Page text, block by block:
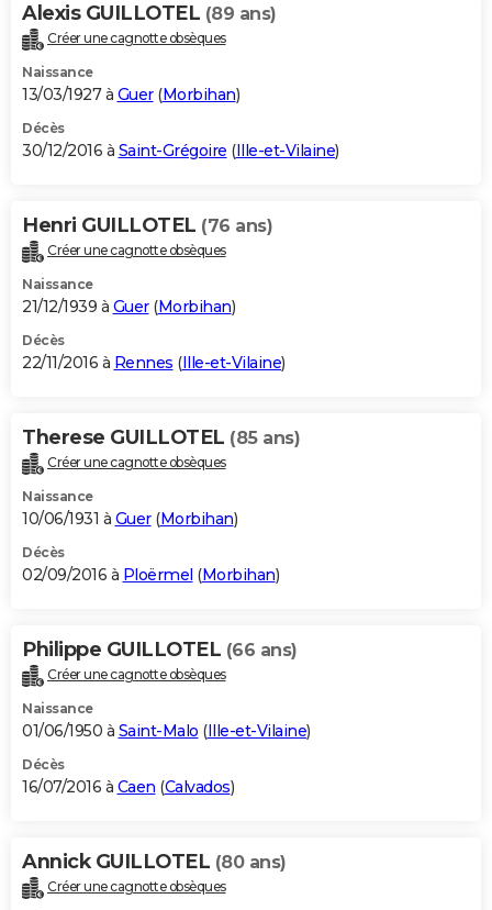
Alexis GUILLOTEL (89 ans)
Créer une cagnotte obsèques
Naissance
13/03/1927 à Guer(Morbihan)
Décès
30/12/2016 à Saint-Grégoire (Ille-et-Vilaine)
Henri GUILLOTEL (76 ans)
Créer une cagnotte obsèques
Naissance
21/12/1939 à Guer(Morbihan)
Décès
22/11/2016 à Rennes (Ille-et-Vilaine)
Therese GUILLOTEL (85 ans)
Créer une cagnotte obsèques
Naissance
10/06/1931 à Guer(Morbihan)
Décès
02/09/2016 à Ploërmel (Morbihan)
Philippe GUILLOTEL (66 ans)
Créer une cagnotte obsèques
Naissance
01/06/1950 à Saint-Malo (Ille-et-Vilaine)
Décès
16/07/2016 à Caen (Calvados)
Annick GUILLOTEL (80 ans)
Créer une cagnotte obsèques